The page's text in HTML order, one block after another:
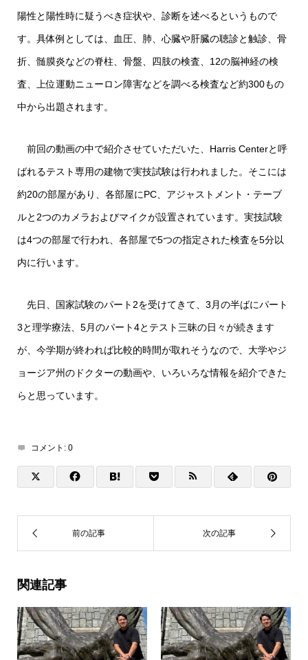
陽性と陽性時に疑うべき症状や、診断を述べるというもので
す。具体例としては、血圧、肺、心臓や肝臓の聴診と触診、骨
折、髄膜炎などの脊柱、骨盤、四肢の検査、12の脳神経の検
査、上位運動ニューロン障害などを調べる検査など約300もの
中から出題されます。
前回の動画の中で紹介させていただいた、Harris Centerと呼
ばれるテスト専用の建物で実技試験は行われました。そこには
約20の部屋があり、各部屋にPC、アジャストメント・テーブ
ルと2つのカメラおよびマイクが設置されています。実技試験
は4つの部屋で行われ、各部屋で5つの指定された検査を5分以
内に行います。
先日、国家試験のパート2を受けてきて、3月の半ばにパート
3と理学療法、5月のパート4とテスト三昧の日々が続きます
が、今学期が終われば比較的時間が取れそうなので、大学やジ
ョージア州のドクターの動画や、いろいろな情報を紹介できた
らと思っています。
コメント: 0
関連記事